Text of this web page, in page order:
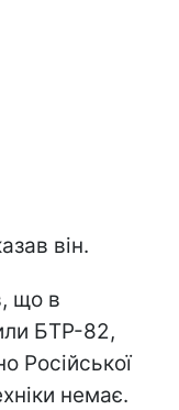
він.
що в
БТР-82,
Російської
немає.